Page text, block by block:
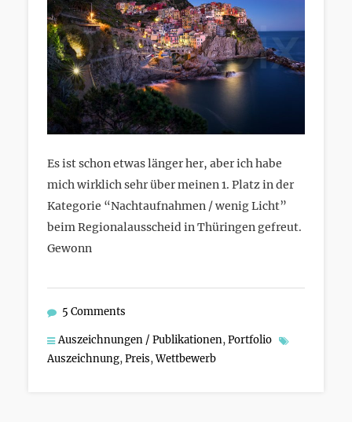
Es ist schon etwas länger her, aber ich habe
mich wirklich sehr über meinen 1. Platz in der
Kategorie “Nachtaufnahmen / wenig Licht”
beim Regionalausscheid in Thüringen gefreut.
Gewonn
5 Comments
Auszeichnungen / Publikationen,Portfolio
Auszeichnung,Preis,Wettbewerb